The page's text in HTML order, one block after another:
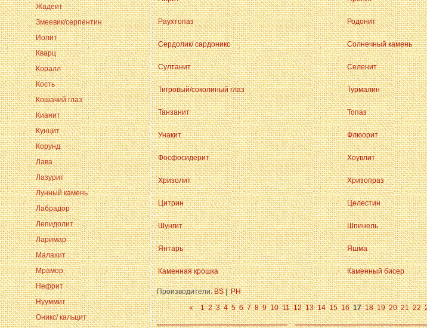
Жадеит
Змеевик/серпентин
Иолит
Кварц
Коралл
Кость
Кошачий глаз
Кианит
Кунцит
Корунд
Лава
Лазурит
Лунный камень
Лабрадор
Лепидолит
Ларимар
Малахит
Мрамор
Нефрит
Нууммит
Оникс/ кальцит
Раухтопаз Родонит
Сердолик/ сардоникс Солнечный камень
Султанит Селенит
Тигровый/соколиный глаз Турмалин
Танзанит Топаз
Унакит Флюорит
Фосфосидерит Хоувлит
Хризолит Хризопраз
Цитрин Целестин
Шунгит Шпинель
Янтарь Яшма
Каменная крошка Каменный бисер
Производители:BS| PH
«
1 2 3 4 5 6 7 8 9 10 11 12 13 14 15 16 17 18 19 20 21 22